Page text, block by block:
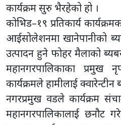
कार्यक्रम सुरु भैरहेको हो ।
कोभिड–१९ प्रतिकार्य
आईसोलेशनमा खानेपानीको
उत्पादन हुने फोहर मैलाको
महानगरपालिकाका
कार्यक्रमले हामीलाई
नगरप्रमुख वडले कार्यक्रम
महानगरपालिकालाई छनौट